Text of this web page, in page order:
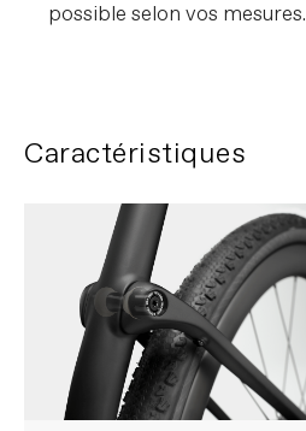
possible selon vos mesures.
Caractéristiques